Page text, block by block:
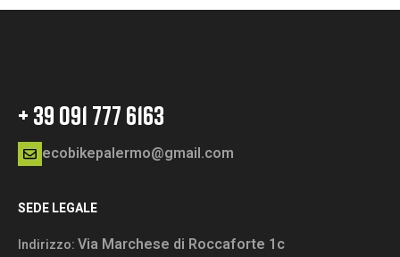
+ 39 091 777 6163
ecobikepalermo@gmail.com
SEDE LEGALE
Indirizzo:Via Marchese di Roccaforte 1c